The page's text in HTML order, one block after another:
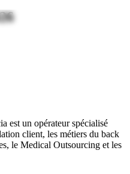
est un opérateur spécialisé
client, les métiers du back
le Medical Outsourcing et les